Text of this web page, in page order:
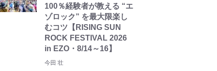
100％経験者が教える “エ
ゾロック” を最大限楽し
むコツ【RISING SUN
ROCK FESTIVAL 2026
in EZO・8/14～16】
今田 壮